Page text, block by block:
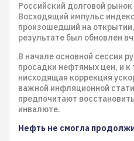
Российский долговой
Восходящий импульс
произошедший на
результате был обновлен
В начале основной сессии
просадки нефтяных цен, и
нисходящая коррекция
важной инфляционной
предпочитают
инвалюте.
Нефть не смогла